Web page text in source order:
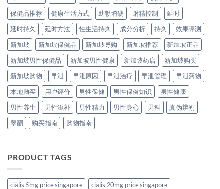
保健品推荐
健康生活方式 助勃增硬 射精控制
延时
延时持久
延时方法 性生活持久 成分分析 持久
效果评测
新加坡
新加坡保健品 新加坡导购 新加坡推荐
新加坡正品
新加坡男性保健品
新加坡男性健康 新加坡药店
新加坡购买
新加坡购物
早泄 早泄原因 早泄治疗 早泄管理
早泄药物
本地购买
用户评价 男性保健 男性保健知识
男性健康
男性养生
男性滋补 男性精力 男性身心 男科
真伪辨别
睾酮
购买指南 购物指南
PRODUCT TAGS
cialis 5mg price singapore
cialis 20mg price singapore